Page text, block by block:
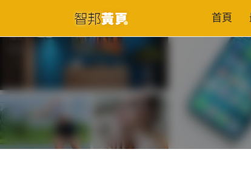
首頁